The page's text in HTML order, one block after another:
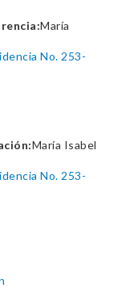
María
No. 253-
María Isabel
No. 253-